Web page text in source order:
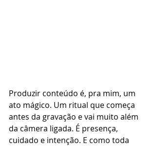
Produzir conteúdo é, pra mim, um
ato mágico. Um ritual que começa
antes da gravação e vai muito além
da câmera ligada. É presença,
cuidado e intenção. E como toda